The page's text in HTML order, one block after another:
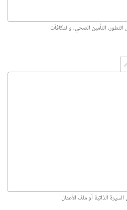
التأمين الصحي، والمكافآت
الذاتية أو ملف الأعمال